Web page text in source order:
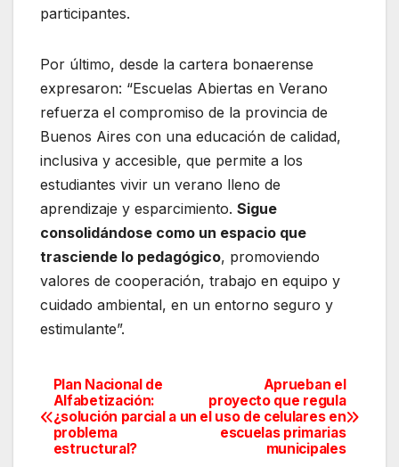
participantes.
Por último, desde la cartera bonaerense
expresaron: “Escuelas Abiertas en Verano
refuerza el compromiso de la provincia de
Buenos Aires con una educación de calidad,
inclusiva y accesible, que permite a los
estudiantes vivir un verano lleno de
aprendizaje y esparcimiento. Sigue
consolidándose como un espacio que
trasciende lo pedagógico, promoviendo
valores de cooperación, trabajo en equipo y
cuidado ambiental, en un entorno seguro y
estimulante”.
Navegación
de
Aprueban el
proyecto que regula
el uso de celulares en
escuelas primarias
municipales
Plan Nacional de
Alfabetización:
¿solución parcial a un
problema
estructural?